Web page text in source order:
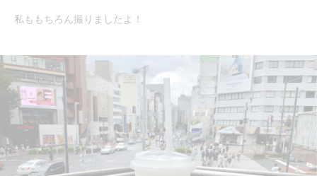
私ももちろん撮りましたよ！